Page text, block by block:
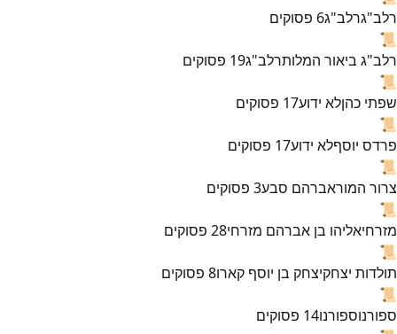
רלב"גרלב"ג6 פסוקים
📜
רלב"ג ביאור המלותרלב"ג19 פסוקים
📜
שפתי כהןלא ידוע17 פסוקים
📜
פרדס יוסףלא ידוע17 פסוקים
📜
צרור המוראברהם סבע3 פסוקים
📜
מזרחיאליהו בן אברהם מזרחי28 פסוקים
📜
תולדות יצחקיצחק בן יוסף קארו8 פסוקים
📜
ספורנוספורנו14 פסוקים